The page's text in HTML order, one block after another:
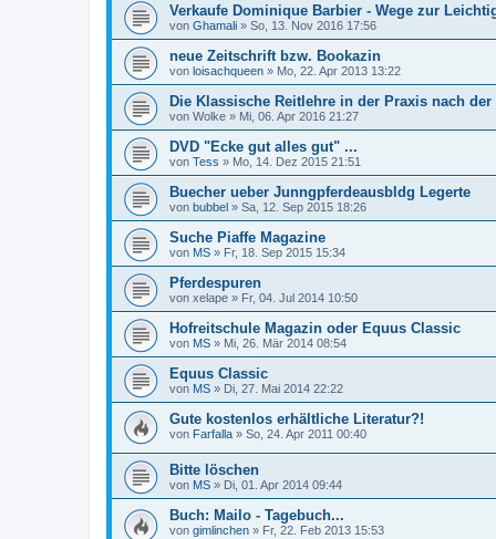
Verkaufe Dominique Barbier - Wege zur
von Ghamali » So, 13. Nov 2016 17:56
neue Zeitschrift bzw. Bookazin
von loisachqueen » Mo, 22. Apr 2013 13:22
Die Klassische Reitlehre in der Praxis nach der
von Wolke » Mi, 06. Apr 2016 21:27
DVD "Ecke gut alles gut" ...
von Tess » Mo, 14. Dez 2015 21:51
Buecher ueber Junngpferdeausbldg Legerte
von bubbel » Sa, 12. Sep 2015 18:26
Suche Piaffe Magazine
von MS » Fr, 18. Sep 2015 15:34
Pferdespuren
von xelape » Fr, 04. Jul 2014 10:50
Hofreitschule Magazin oder Equus Classic
von MS » Mi, 26. Mär 2014 08:54
Equus Classic
von MS » Di, 27. Mai 2014 22:22
Gute kostenlos erhältliche Literatur?!
von Farfalla » So, 24. Apr 2011 00:40
Bitte löschen
von MS » Di, 01. Apr 2014 09:44
Buch: Mailo - Tagebuch...
von gimlinchen » Fr, 22. Feb 2013 15:53